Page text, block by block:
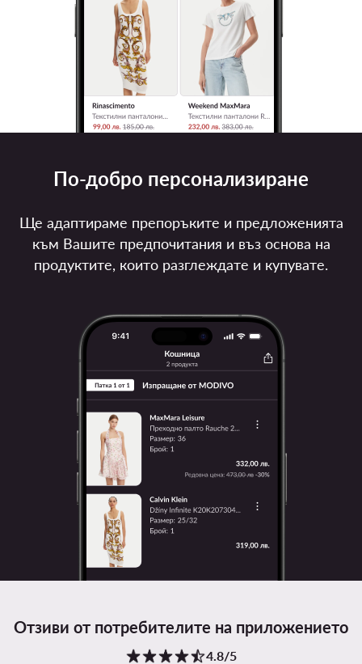
Отзиви от потребителите на приложението
4.8/5
По-добро персонализиране
Ще адаптираме препоръките и предложенията
към Вашите предпочитания и въз основа на
продуктите, които разглеждате и купувате.